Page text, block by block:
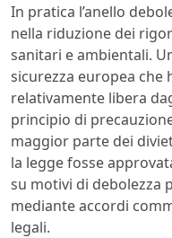
In pratica l’anello
nella riduzione dei
sanitari e ambientali.
sicurezza europea che
relativamente libera
principio di
maggior parte dei
la legge fosse
su motivi di debolezza
mediante accordi
legali.